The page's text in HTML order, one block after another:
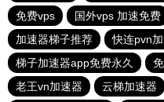
免费vps
国外vps 加速免费
加速器梯子推荐
快连pvn
梯子加速器app免费永久
老王vn加速器
云梯加速器